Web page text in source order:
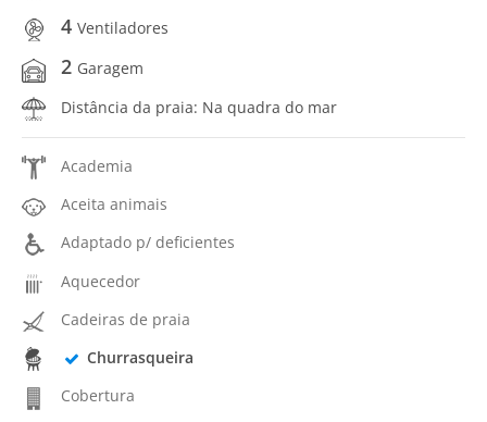
4 Ventiladores
2 Garagem
Distância da praia: Na quadra do mar
Academia
Aceita animais
Adaptado p/ deficientes
Aquecedor
Cadeiras de praia
Churrasqueira
Cobertura